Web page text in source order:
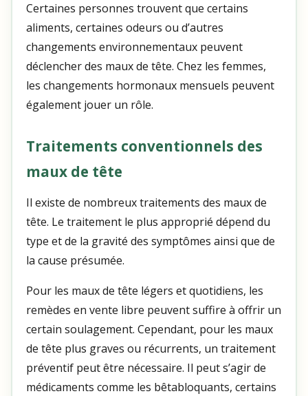
Certaines personnes trouvent que certains
aliments, certaines odeurs ou d’autres
changements environnementaux peuvent
déclencher des maux de tête. Chez les femmes,
les changements hormonaux mensuels peuvent
également jouer un rôle.
Traitements conventionnels des
maux de tête
Il existe de nombreux traitements des maux de
tête. Le traitement le plus approprié dépend du
type et de la gravité des symptômes ainsi que de
la cause présumée.
Pour les maux de tête légers et quotidiens, les
remèdes en vente libre peuvent suffire à offrir un
certain soulagement. Cependant, pour les maux
de tête plus graves ou récurrents, un traitement
préventif peut être nécessaire. Il peut s’agir de
médicaments comme les bêtabloquants, certains